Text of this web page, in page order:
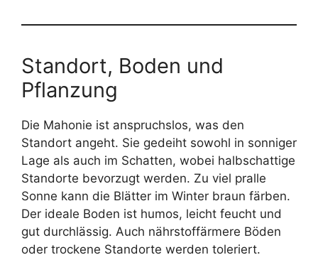
Standort, Boden und
Pflanzung
Die Mahonie ist anspruchslos, was den
Standort angeht. Sie gedeiht sowohl in sonniger
Lage als auch im Schatten, wobei halbschattige
Standorte bevorzugt werden. Zu viel pralle
Sonne kann die Blätter im Winter braun färben.
Der ideale Boden ist humos, leicht feucht und
gut durchlässig. Auch nährstoffärmere Böden
oder trockene Standorte werden toleriert.